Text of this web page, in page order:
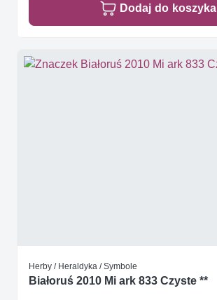
Dodaj do koszyka
Herby / Heraldyka / Symbole
Białoruś 2010 Mi ark 833 Czyste **